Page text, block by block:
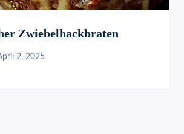
Zwiebelhackbraten
2, 2025